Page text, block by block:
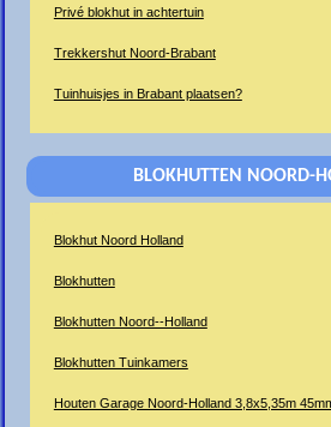
Privé blokhut in achtertuin
Trekkershut Noord-Brabant
Tuinhuisjes in Brabant plaatsen?
BLOKHUTTEN NOORD-
Blokhut Noord Holland
Blokhutten
Blokhutten Noord--Holland
Blokhutten Tuinkamers
Houten Garage Noord-Holland 3,8x5,35m